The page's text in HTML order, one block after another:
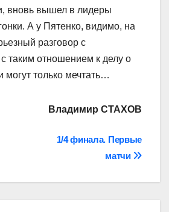
вновь вышел в лидеры
А у Пятенко, видимо, на
разговор с
таким отношением к делу о
только мечтать…
Владимир СТАХОВ
1/4 финала. Первые
матчи